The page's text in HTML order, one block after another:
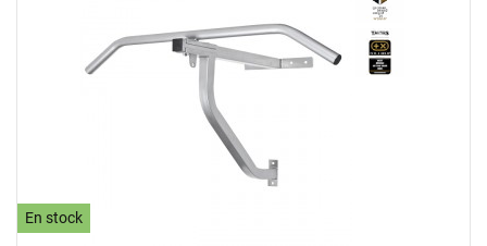
En stock